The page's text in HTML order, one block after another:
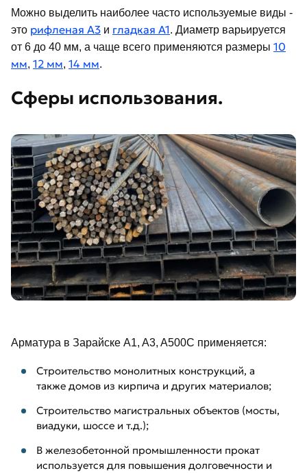
Можно выделить наиболее часто используемые виды -
это рифленая А3 и гладкая А1. Диаметр варьируется
от 6 до 40 мм, а чаще всего применяются размеры 10
мм, 12 мм, 14 мм.
Сферы использования.
Арматура в Зарайске A1, A3, A500C применяется:
Строительство монолитных конструкций, а
также домов из кирпича и других материалов;
Строительство магистральных объектов (мосты,
виадуки, шоссе и т.д.);
В железобетонной промышленности прокат
используется для повышения долговечности и